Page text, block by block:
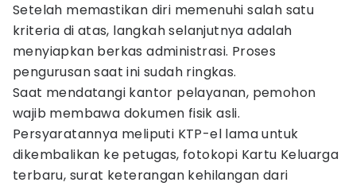
Setelah memastikan diri memenuhi salah satu
kriteria di atas, langkah selanjutnya adalah
menyiapkan berkas administrasi. Proses
pengurusan saat ini sudah ringkas.
Saat mendatangi kantor pelayanan, pemohon
wajib membawa dokumen fisik asli.
Persyaratannya meliputi KTP-el lama untuk
dikembalikan ke petugas, fotokopi Kartu Keluarga
terbaru, surat keterangan kehilangan dari